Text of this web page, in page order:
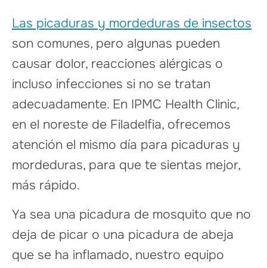
Las picaduras y mordeduras de insectos
son comunes, pero algunas pueden
causar dolor, reacciones alérgicas o
incluso infecciones si no se tratan
adecuadamente. En IPMC Health Clinic,
en el noreste de Filadelfia, ofrecemos
atención el mismo día para picaduras y
mordeduras, para que te sientas mejor,
más rápido.
Ya sea una picadura de mosquito que no
deja de picar o una picadura de abeja
que se ha inflamado, nuestro equipo